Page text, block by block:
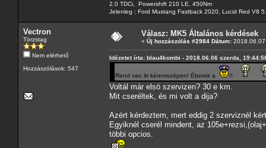
2.0 TDCi, Powershift 210 LE, 450Nm
Jelenleg : Ford Mustang Fastback 2020, Lucid Red V8
Vectron
Törzstag
Nem elérhető
Hozzászólások: 547
Válasz: MK5 Általános kérdések
« Új hozzászólás #2984 Dátum:
Idézetet írta: blau4kombi - 2018.06.06 szerda,
Rend van itt kéremszépen! Éberek a !!
Voltál már elsö szervizen? 30 e km.
Mit cseréltek, és mi volt a dija?
Azért kérdeztem, mert eddig 2 szerviznél
Egyiknél cserél mindent, az
többi opcios.